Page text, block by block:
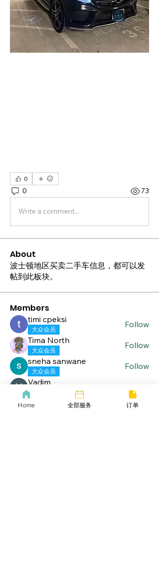
0
0 73
Write a comment...
About
波士顿地区买卖二手车信息，都可以发
帖到此板块。
Members
timi cpeksi
大众会员
Follow
Tima North
大众会员
Follow
sneha sanwane
大众会员
Follow
Vadim
John Wick
Follow
Home 全部服务 订单